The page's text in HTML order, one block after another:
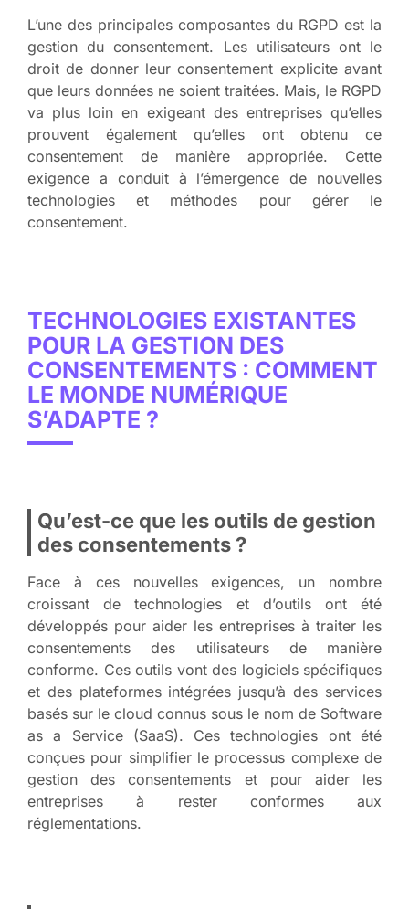
L’une des principales composantes du RGPD est la
gestion du consentement. Les utilisateurs ont le
droit de donner leur consentement explicite avant
que leurs données ne soient traitées. Mais, le RGPD
va plus loin en exigeant des entreprises qu’elles
prouvent également qu’elles ont obtenu ce
consentement de manière appropriée. Cette
exigence a conduit à l’émergence de nouvelles
technologies et méthodes pour gérer le
consentement.
TECHNOLOGIES EXISTANTES
POUR LA GESTION DES
CONSENTEMENTS : COMMENT
LE MONDE NUMÉRIQUE
S’ADAPTE ?
Qu’est-ce que les outils de gestion
des consentements ?
Face à ces nouvelles exigences, un nombre
croissant de technologies et d’outils ont été
développés pour aider les entreprises à traiter les
consentements des utilisateurs de manière
conforme. Ces outils vont des logiciels spécifiques
et des plateformes intégrées jusqu’à des services
basés sur le cloud connus sous le nom de Software
as a Service (SaaS). Ces technologies ont été
conçues pour simplifier le processus complexe de
gestion des consentements et pour aider les
entreprises à rester conformes aux
réglementations.